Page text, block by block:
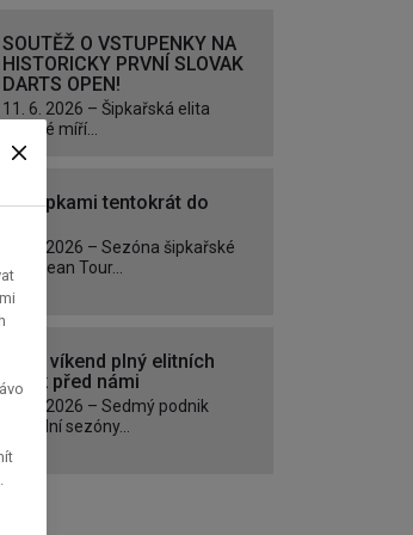
SOUTĚŽ O VSTUPENKY NA
HISTORICKY PRVNÍ SLOVAK
DARTS OPEN!
11. 6. 2026 – Šipkařská elita
poprvé míří...
Za šipkami tentokrát do
23. 5. 2026 – Sezóna šipkařské
European Tour...
Další víkend plný elitních
šipek před námi
21. 5. 2026 – Sedmý podnik
aktuální sezóny...